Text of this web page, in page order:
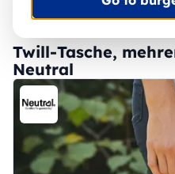
Twill-Tasche,
Neutral